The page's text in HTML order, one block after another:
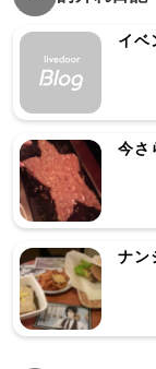
イベ
今さ
ナン